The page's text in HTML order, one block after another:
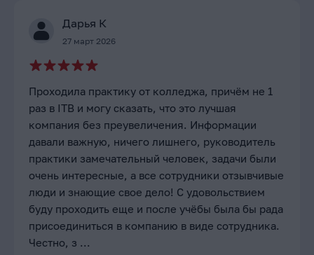
Дарья К
27 март 2026
Проходила практику от колледжа, причём не 1
раз в ITB и могу сказать, что это лучшая
компания без преувеличения. Информации
давали важную, ничего лишнего, руководитель
практики замечательный человек, задачи были
очень интересные, а все сотрудники отзывчивые
люди и знающие свое дело! С удовольствием
буду проходить еще и после учёбы была бы рада
присоединиться в компанию в виде сотрудника.
Честно, з ...